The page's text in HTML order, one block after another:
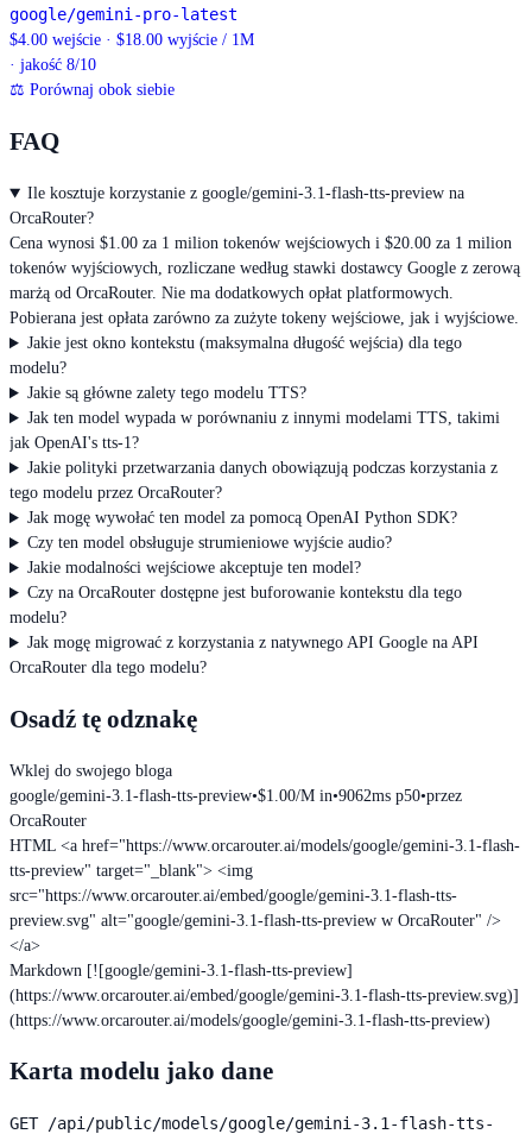
google/gemini-pro-latest
$4.00 wejście · $18.00 wyjście / 1M
· jakość 8/10
⚖ Porównaj obok siebie
FAQ
Ile kosztuje korzystanie z google/gemini-3.1-flash-tts-preview na
OrcaRouter?
Cena wynosi $1.00 za 1 milion tokenów wejściowych i $20.00 za 1 milion
tokenów wyjściowych, rozliczane według stawki dostawcy Google z zerową
marżą od OrcaRouter. Nie ma dodatkowych opłat platformowych.
Pobierana jest opłata zarówno za zużyte tokeny wejściowe, jak i wyjściowe.
Jakie jest okno kontekstu (maksymalna długość wejścia) dla tego
modelu?
Jakie są główne zalety tego modelu TTS?
Jak ten model wypada w porównaniu z innymi modelami TTS, takimi
jak OpenAI's tts-1?
Jakie polityki przetwarzania danych obowiązują podczas korzystania z
tego modelu przez OrcaRouter?
Jak mogę wywołać ten model za pomocą OpenAI Python SDK?
Czy ten model obsługuje strumieniowe wyjście audio?
Jakie modalności wejściowe akceptuje ten model?
Czy na OrcaRouter dostępne jest buforowanie kontekstu dla tego
modelu?
Jak mogę migrować z korzystania z natywnego API Google na API
OrcaRouter dla tego modelu?
Osadź tę odznakę
Wklej do swojego bloga
google/gemini-3.1-flash-tts-preview•$1.00/M in•9062ms p50•przez
OrcaRouter
HTML <a href="https://www.orcarouter.ai/models/google/gemini-3.1-flash-
tts-preview" target="_blank"> <img
src="https://www.orcarouter.ai/embed/google/gemini-3.1-flash-tts-
preview.svg" alt="google/gemini-3.1-flash-tts-preview w OrcaRouter" />
</a>
Markdown [![google/gemini-3.1-flash-tts-preview]
(https://www.orcarouter.ai/embed/google/gemini-3.1-flash-tts-preview.svg)]
(https://www.orcarouter.ai/models/google/gemini-3.1-flash-tts-preview)
Karta modelu jako dane
GET /api/public/models/google/gemini-3.1-flash-tts-